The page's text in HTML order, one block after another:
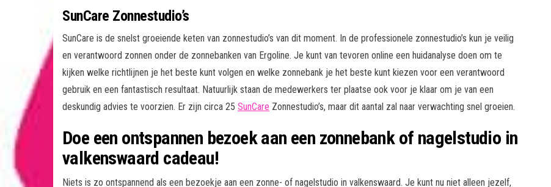
SunCare Zonnestudio’s
SunCare is de snelst groeiende keten van zonnestudio’s van dit moment. In de professionele zonnestudio’s kun je veilig
en verantwoord zonnen onder de zonnebanken van Ergoline. Je kunt van tevoren online een huidanalyse doen om te
kijken welke richtlijnen je het beste kunt volgen en welke zonnebank je het beste kunt kiezen voor een verantwoord
gebruik en een fantastisch resultaat. Natuurlijk staan de medewerkers ter plaatse ook voor je klaar om je van een
deskundig advies te voorzien. Er zijn circa 25 SunCare Zonnestudio’s, maar dit aantal zal naar verwachting snel groeien.
Doe een ontspannen bezoek aan een zonnebank of nagelstudio in
valkenswaard cadeau!
Niets is zo ontspannend als een bezoekje aan een zonne- of nagelstudio in valkenswaard. Je kunt nu niet alleen jezelf,